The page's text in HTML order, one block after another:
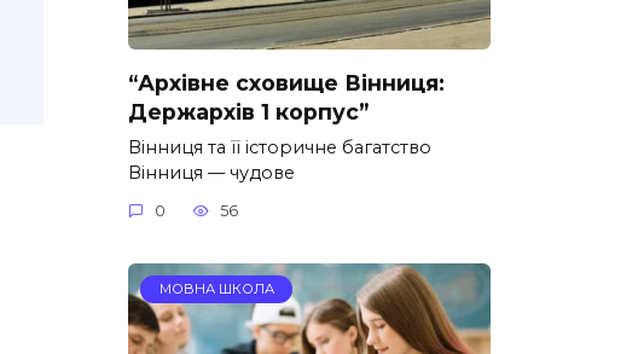
“Архівне сховище Вінниця:
Держархів 1 корпус”
Вінниця та її історичне багатство
Вінниця — чудове
0 56
МОВНА ШКОЛА